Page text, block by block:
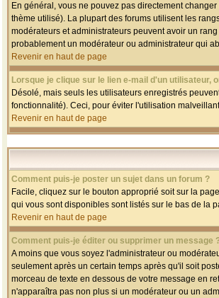
En général, vous ne pouvez pas directement
thème utilisé). La plupart des forums utilisent les
modérateurs et administrateurs peuvent avoir un
probablement un modérateur ou administrateur qui
Revenir en haut de page
Lorsque je clique sur le lien e-mail d'un utilisateur,
Désolé, mais seuls les utilisateurs enregistrés
fonctionnalité). Ceci, pour éviter l'utilisation
Revenir en haut de page
Comment puis-je poster un sujet dans un forum ?
Facile, cliquez sur le bouton approprié soit sur la
qui vous sont disponibles sont listés sur le bas de la
Revenir en haut de page
Comment puis-je éditer ou supprimer un message
A moins que vous soyez l'administrateur ou
seulement après un certain temps après qu'il soit
morceau de texte en dessous de votre message en
n'apparaîtra pas non plus si un modérateur ou un